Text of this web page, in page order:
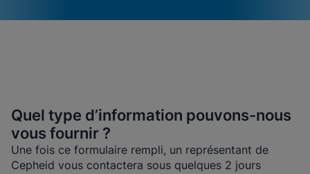
Les vidéos nécessitent
l'activation des cookies
fonctionnels
Cookies fonctionnels
activés
Afficher & mettre à jour vos paramètres de
Quel type d’information pouvons-nous
vous fournir ?
Une fois ce formulaire rempli, un représentant de
Cepheid vous contactera sous quelques 2 jours